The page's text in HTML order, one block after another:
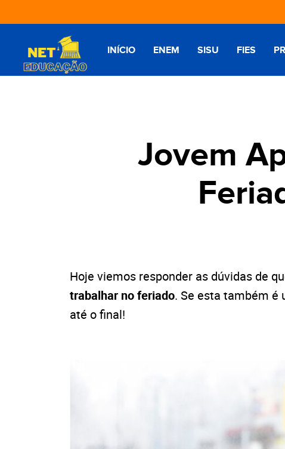
INÍCIO ENEM SISU FIES
Jovem
Hoje viemos responder as dúvidas de
trabalhar no feriado. Se esta também é
até o final!